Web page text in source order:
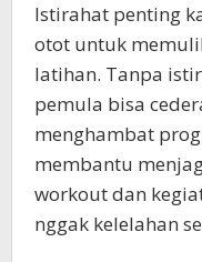
Istirahat penting
otot untuk
latihan. Tanpa
pemula bisa
menghambat
membantu
workout dan
nggak kelelahan